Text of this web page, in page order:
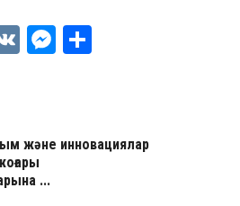
VK Messenger
және инновациялар
...